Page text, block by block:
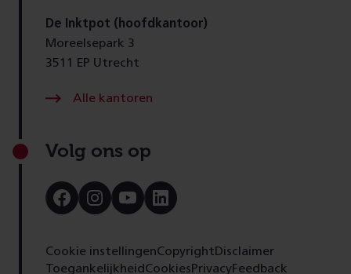
De Inktpot (hoofdkantoor)
Moreelsepark 3
3511 EP Utrecht
Alle kantoren
Volg ons op
Bezoek
onze
Bezoek
onze
Bezoek
onze
Bezoek
onze
Cookie instellingenCopyright Disclaimer
Toegankelijkheid Cookies PrivacyFeedback